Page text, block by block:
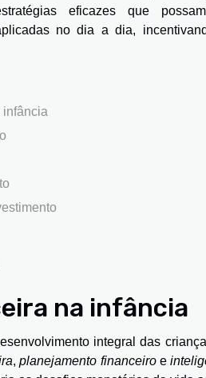
infância
eficazes que
no dia a dia,
na infância
integral das
,planejamento financeiroe